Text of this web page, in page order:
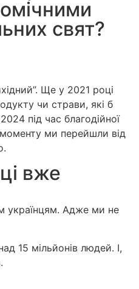
свят?
Ще у 2021 році
чи страви, які б
під час благодійної
ми перейшли від
вже
українцям. Адже ми не
15 мільйонів людей. І,